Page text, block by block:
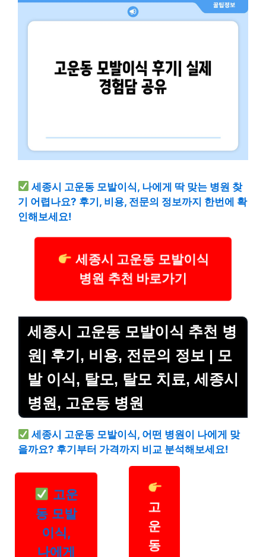
세종시 고운동 모발이식, 나에게 딱 맞는 병원 찾
기 어렵나요? 후기, 비용, 전문의 정보까지 한번에 확
인해보세요!
세종시 고운동 모발이식
병원 추천 바로가기
세종시 고운동 모발이식 추천 병
원| 후기, 비용, 전문의 정보 | 모
발 이식, 탈모, 탈모 치료, 세종시
병원, 고운동 병원
세종시 고운동 모발이식, 어떤 병원이 나에게 맞
을까요? 후기부터 가격까지 비교 분석해보세요!
고운
동 모발
이식,
고
운
동